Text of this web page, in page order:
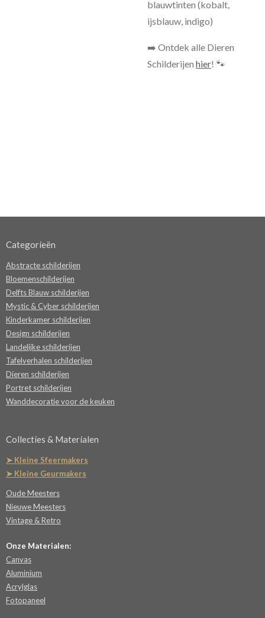
blauwtinten (kobalt,
ijsblauw, indigo)
➡️ Ontdek alle Dieren
Schilderijen hier! 🐾
Categorieën
Abstracte schilderijen
Bloemenschilderijen
Delfts Blauw schilderijen
Mystic & Cyber schilderijen
Kinderkamer schilderijen
Design schilderijen
Landelijke schilderijen
Tafelverhalen schilderijen
Dieren schilderijen
Portret schilderijen
Wanddecoratie voor de keuken
Collecties & Materialen
➤ Kleine Sfeermakers
➤ Kleine Geurmakers
Oude Meesters
Nieuwe Meesters
Vintage & Retro
Onze Materialen:
Canvas
Aluminium
Acrylglas
Fotopaneel